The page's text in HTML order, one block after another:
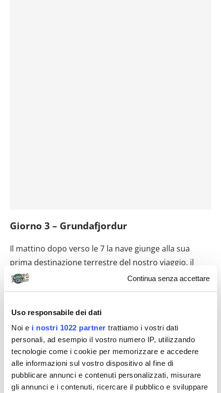
Continua senza accettare
Uso responsabile dei dati
Noi e i nostri 1022 partner trattiamo i vostri dati
personali, ad esempio il vostro numero IP, utilizzando
tecnologie come i cookie per memorizzare e accedere
alle informazioni sul vostro dispositivo al fine di
pubblicare annunci e contenuti personalizzati, misurare
gli annunci e i contenuti, ricercare il pubblico e sviluppare
Giorno 3 – Grundafjordur
Il mattino dopo verso le 7 la nave giunge alla sua
prima destinazione terrestre del nostro viaggio, il
paese di
, di circa un migliaio di
abitanti situato nell’omonimo fiordo. Il paese è
innevate, che offrono dalla nostra posizione dei bei
panorami. La nave infatti si è ormeggiata nelle acque
ad alcune centinaia di metri di distanza dalla costa,
dal momento che per le sue dimensioni non può
attraccare al molo. Ci trasferiremo sulla costa
mediante dei ‘tender’, barche appositamente